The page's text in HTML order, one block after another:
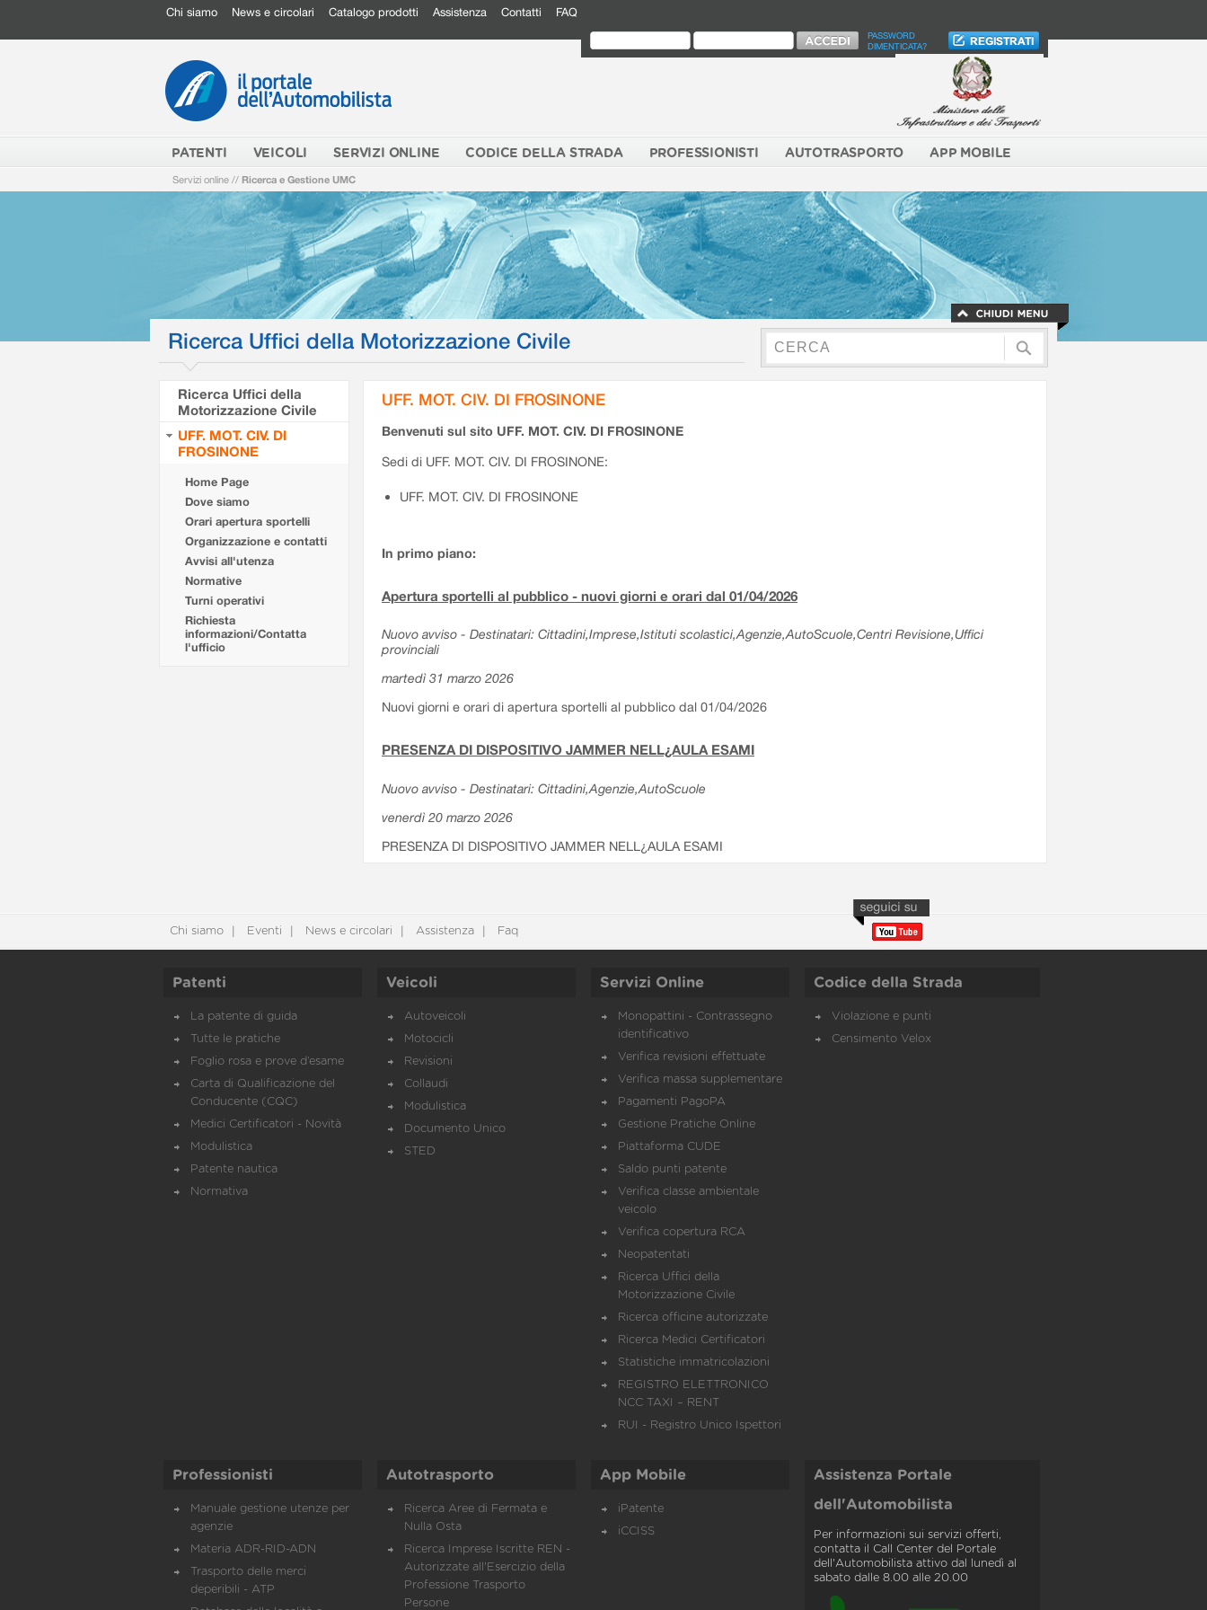
Chi siamo News e circolari Catalogo prodotti Assistenza Contatti FAQ
PASSWORD
DIMENTICATA?
PATENTI VEICOLI SERVIZI ONLINE CODICE DELLA STRADA PROFESSIONISTI AUTOTRASPORTO APP MOBILE
Servizi online // Ricerca e Gestione UMC
Ricerca Uffici della Motorizzazione Civile
Ricerca Uffici della
Motorizzazione Civile
UFF. MOT. CIV. DI
FROSINONE
Home Page
Dove siamo
Orari apertura sportelli
Organizzazione e contatti
Avvisi all'utenza
Normative
Turni operativi
Richiesta
informazioni/Contatta
l'ufficio
UFF. MOT. CIV. DI FROSINONE
Benvenuti sul sito UFF. MOT. CIV. DI FROSINONE
Sedi di UFF. MOT. CIV. DI FROSINONE:
UFF. MOT. CIV. DI FROSINONE
In primo piano:
Apertura sportelli al pubblico - nuovi giorni e orari dal 01/04/2026
Nuovo avviso - Destinatari: Cittadini,Imprese,Istituti scolastici,Agenzie,AutoScuole,Centri Revisione,Uffici
provinciali
martedì 31 marzo 2026
Nuovi giorni e orari di apertura sportelli al pubblico dal 01/04/2026
PRESENZA DI DISPOSITIVO JAMMER NELL¿AULA ESAMI
Nuovo avviso - Destinatari: Cittadini,Agenzie,AutoScuole
venerdì 20 marzo 2026
PRESENZA DI DISPOSITIVO JAMMER NELL¿AULA ESAMI
Chi siamo Eventi News e circolari Assistenza Faq
Patenti
La patente di guida
Tutte le pratiche
Foglio rosa e prove d’esame
Carta di Qualificazione del
Conducente (CQC)
Medici Certificatori - Novità
Modulistica
Patente nautica
Normativa
Veicoli
Autoveicoli
Motocicli
Revisioni
Collaudi
Modulistica
Documento Unico
STED
Servizi Online
Monopattini - Contrassegno
identificativo
Verifica revisioni effettuate
Verifica massa supplementare
Pagamenti PagoPA
Gestione Pratiche Online
Piattaforma CUDE
Saldo punti patente
Verifica classe ambientale
veicolo
Verifica copertura RCA
Neopatentati
Ricerca Uffici della
Motorizzazione Civile
Ricerca officine autorizzate
Ricerca Medici Certificatori
Statistiche immatricolazioni
REGISTRO ELETTRONICO
NCC TAXI – RENT
RUI - Registro Unico Ispettori
Codice della Strada
Violazione e punti
Censimento Velox
Professionisti
Manuale gestione utenze per
agenzie
Materia ADR-RID-ADN
Trasporto delle merci
deperibili - ATP
Autotrasporto
Ricerca Aree di Fermata e
Nulla Osta
Ricerca Imprese Iscritte REN -
Autorizzate all'Esercizio della
Professione Trasporto
Persone
App Mobile
iPatente
iCCISS
Assistenza Portale
dell'Automobilista
Per informazioni sui servizi offerti,
contatta il Call Center del Portale
dell'Automobilista attivo dal lunedì al
sabato dalle 8.00 alle 20.00